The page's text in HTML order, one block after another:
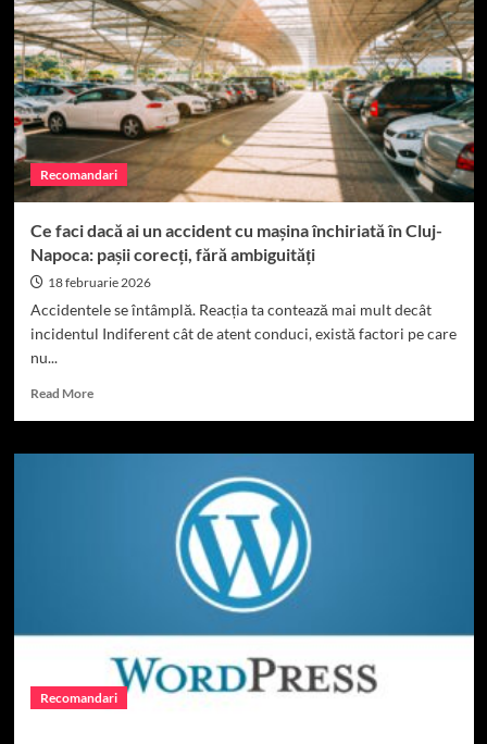
CONIL
a
facut
pasul
spre
digitalizare
prin
PNRR
pentru
a
mai
aproape
de
copiii
nevoi
Recomandari
Ce faci dacă ai un accident cu mașina închiriată în Cluj-
Napoca: pașii corecți, fără ambiguități
18 februarie 2026
Accidentele se întâmplă. Reacția ta contează mai mult decât
incidentul Indiferent cât de atent conduci, există factori pe care
nu...
Read MoreRead
Ce
în
Cluj-
Napoca:
pașii
Recomandari